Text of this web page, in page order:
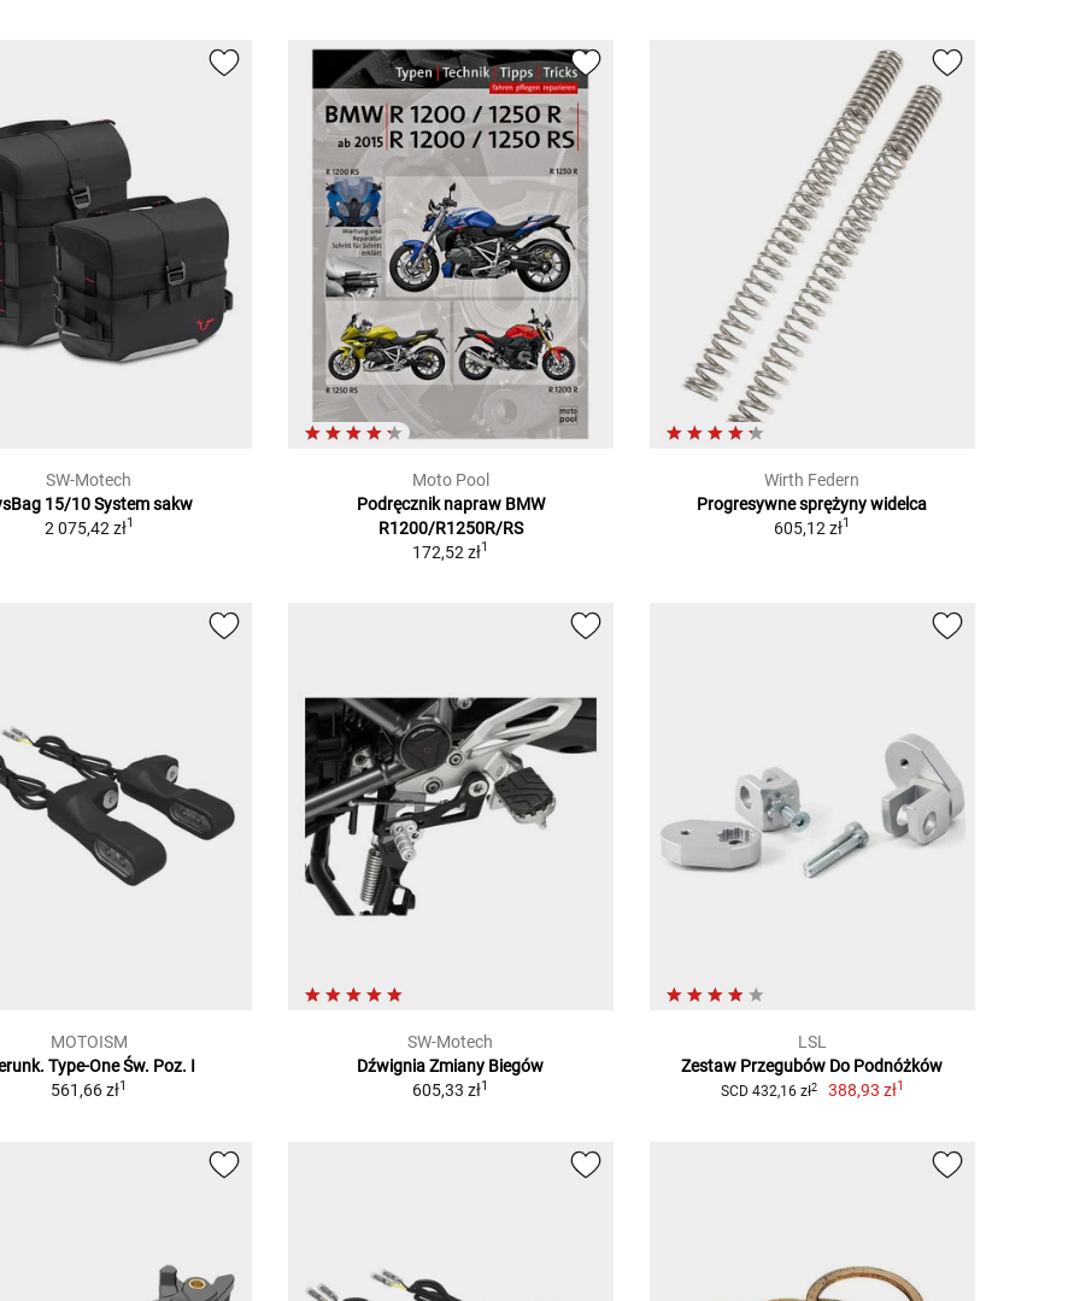
SW-Motech
15/10 System sakw
2 075,42 zł1
Moto Pool
Podręcznik napraw BMW
R1200/R1250R/RS
172,52 zł1
Wirth Federn
Progresywne sprężyny widelca
605,12 zł1
MOTOISM
Type-One Św. Poz. I
561,66 zł1
SW-Motech
Dźwignia Zmiany Biegów
605,33 zł1
LSL
Zestaw Przegubów Do Podnóżków
SCD 432,16 zł2 388,93 zł1